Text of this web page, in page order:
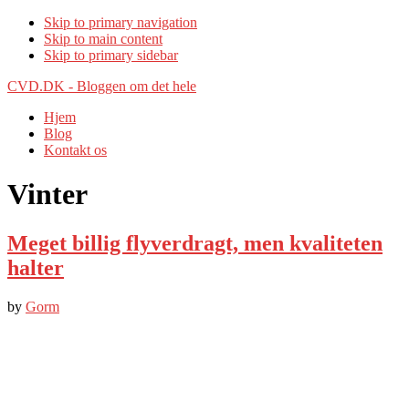
Skip to primary navigation
Skip to main content
Skip to primary sidebar
CVD.DK - Bloggen om det hele
Hjem
Blog
Kontakt os
Vinter
Meget billig flyverdragt, men kvaliteten
halter
by Gorm